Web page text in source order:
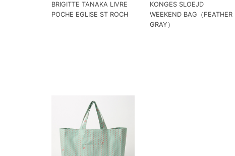
BRIGITTE TANAKA LIVRE
POCHE EGLISE ST ROCH
KONGES SLOEJD
WEEKEND BAG（FEATHER
GRAY）